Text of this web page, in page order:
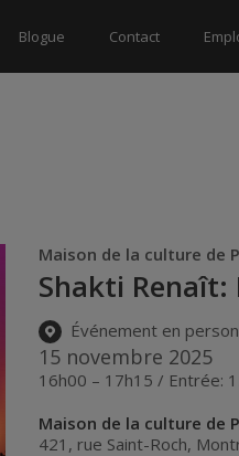
Blogue Contact
Maison de la culture de
Shakti Renaît:
Événement en
15 novembre 2025
16h00 – 17h15 / Entrée:
Maison de la culture de
421, rue Saint-Roch,